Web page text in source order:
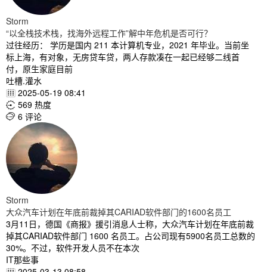
Storm
“以全栈技术栈，找海外远程工作”解中年危机是否可行？
过往经历： 学历是国内 211 本计算机专业，2021 年毕业。当前坐
标上海，有对象，无房贷车贷，两人存款凑在一起已经够二线首
付，原生家庭目前
吐槽.灌水
 2025-05-19 08:41
 569 热度
 6 评论
Storm
大众汽车计划在年底前裁掉其CARIAD软件部门的1600名员工
3月11日，德国《商报》援引消息人士称，大众汽车计划在年底前裁
掉其CARIAD软件部门 1600 名员工。占公司现有5900名员工总数的
30%。不过，软件开发人员不在本次
IT那些事